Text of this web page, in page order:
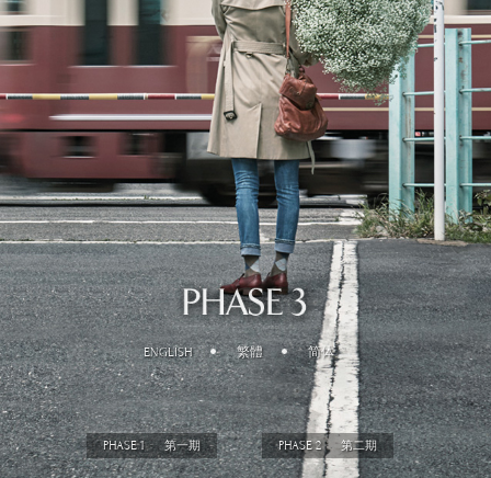
ENGLISH 繁體 简体
PHASE 1 第一期 PHASE 2 第二期